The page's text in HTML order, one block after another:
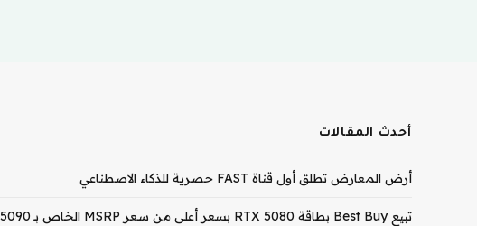
أحدث المقالات
أرض المعارض تطلق أول قناة FAST حصرية للذكاء الاصطناعي
تبيع Best Buy بطاقة RTX 5080 بسعر أعلى من سعر MSRP الخاص بـ RTX 5090